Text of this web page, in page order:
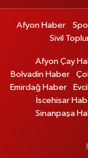
Afyon Haber
Sivil
Afyon Çay
Bolvadin Haber
Emirdağ Haber
İscehisar
Sinanpaşa